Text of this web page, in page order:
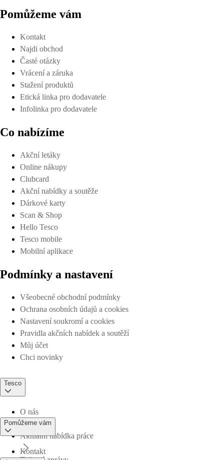
Pomůžeme vám
Kontakt
Najdi obchod
Časté otázky
Vrácení a záruka
Stažení produktů
Etická linka pro dodavatele
Infolinka pro dodavatele
Co nabízíme
Akční letáky
Online nákupy
Clubcard
Akční nabídky a soutěže
Dárkové karty
Scan & Shop
Hello Tesco
Tesco mobile
Mobilní aplikace
Podmínky a nastavení
Všeobecné obchodní podmínky
Ochrana osobních údajů a cookies
Nastavení soukromí a cookies
Pravidla akčních nabídek a soutěží
Můj účet
Chci novinky
Tesco
O nás
Aktuální nabídka práce
Pomůžeme vám
Kontakt